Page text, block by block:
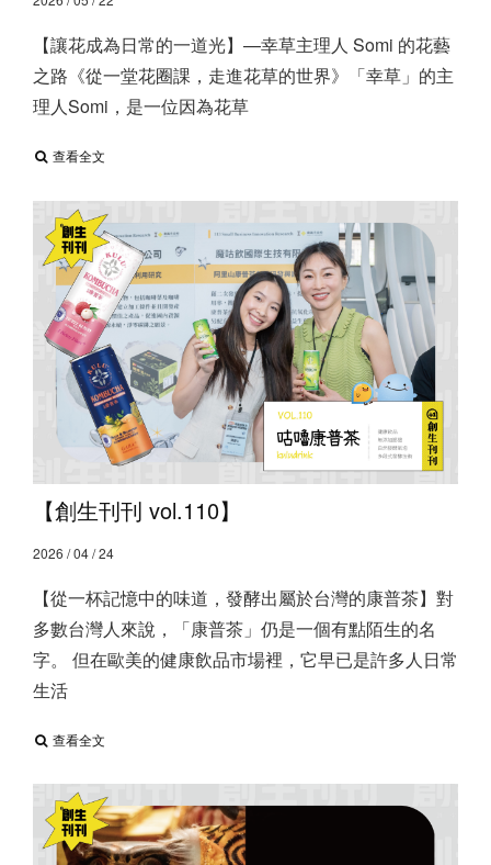
【讓花成為日常的一道光】 ​ —幸草主理人 Somi 的花藝
之路 ​ 《從一堂花圈課，走進花草的世界》 ​ 「幸草」的主
理人Somi，是一位因為花草
查看全文
【創生刊刊 vol.110】
2026 / 04 / 24
【從一杯記憶中的味道，發酵出屬於台灣的康普茶】 ​ 對
多數台灣人來說，「康普茶」仍是一個有點陌生的名
字。 但在歐美的健康飲品市場裡，它早已是許多人日常
生活
查看全文